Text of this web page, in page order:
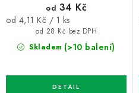
Skladem (>10 balení)
od 28 Kč bez DPH
od 34 Kč
Měrná
od 4,11 Kč / 1 ks